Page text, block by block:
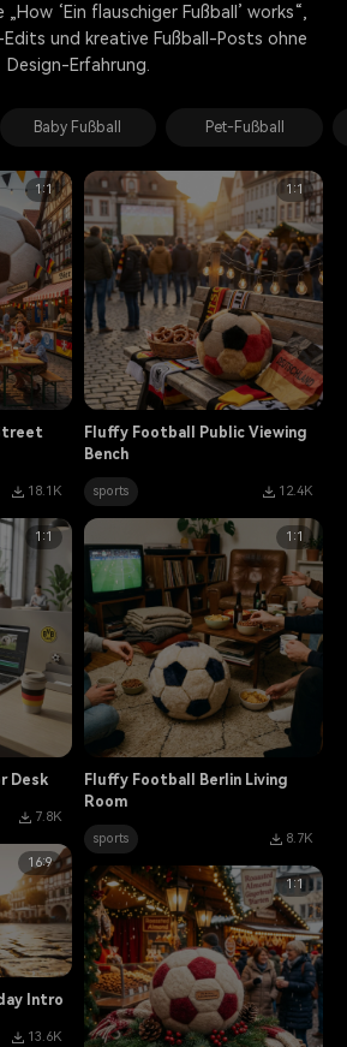
‘Ein flauschiger Fußball’ works“,
und kreative Fußball-Posts ohne
Design-Erfahrung.
Baby Fußball Pet-Fußball
1:1
18.1K
1:1
Fluffy Football Public Viewing
Bench
sports 12.4K
1:1
Desk
7.8K
1:1
Fluffy Football Berlin Living
Room
sports
8.7K
16:9
Intro
13.6K
1:1